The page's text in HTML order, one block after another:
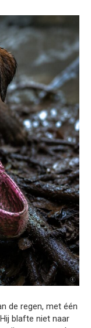
de regen, met één
blafte niet naar